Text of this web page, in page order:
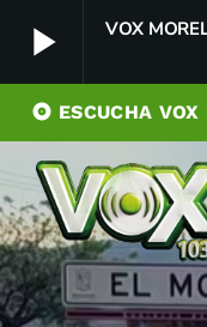
play_arrow VOX
play_arrow VOX
Player Debug
pushFeed =
[object Object]
newFeedReading = REITERATE
newFeedReading = REITERATE -
album ESCUCHA